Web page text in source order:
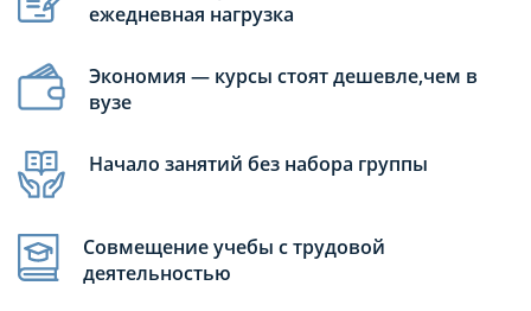
ежедневная нагрузка
Экономия — курсы стоят дешевле,чем в
вузе
Начало занятий без набора группы
Совмещение учебы с трудовой
деятельностью